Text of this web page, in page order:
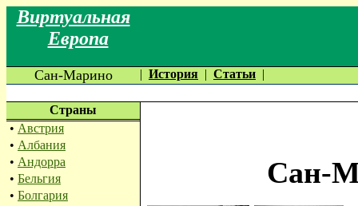
Виртуальная
Европа
Сан-Марино | История | Статьи |
Страны
• Австрия
• Албания
• Андорра
• Бельгия
• Болгария
Сан-